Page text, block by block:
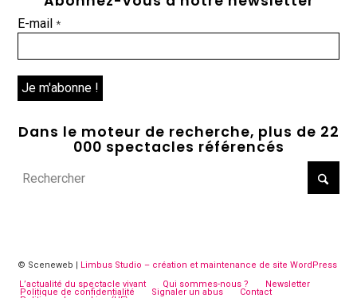
E-mail*
Dans le moteur de recherche, plus de 22
000 spectacles référencés
© Sceneweb | Limbus Studio – création et maintenance de site WordPress
L’actualité du spectacle vivant
Qui sommes-nous ? Newsletter
Politique de confidentialité Signaler un abus Contact